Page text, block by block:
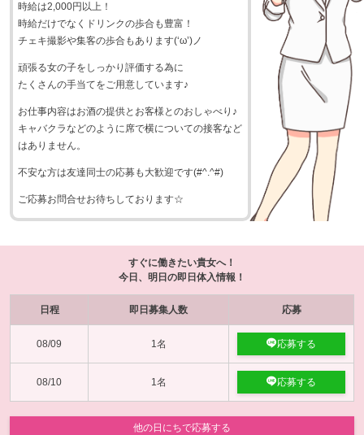
時給は2,000円以上！
時給だけでなくドリンクの歩合も豊富！
チェキ撮影や集客の歩合もあります(‘ω’)ノ
頑張る女の子をしっかり評価する為に
たくさんの手当てをご用意しています♪
お仕事内容はお酒の提供とお客様とのおしゃべり♪
キャバクラなどのように席で横についての接客など
はありません。
不安な方は友達同士の応募も大歓迎です(#^.^#)
ご応募お問合せお待ちしております☆
すぐに働きたい貴女へ！
今日、明日の即日体入情報！
日程 即日募集人数 応募
08/09 1名 応募する
08/10 1名 応募する
他の日にちで応募する